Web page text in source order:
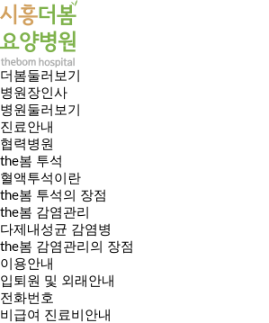
더봄둘러보기
병원장인사
병원둘러보기
진료안내
협력병원
the봄 투석
혈액투석이란
the봄 투석의 장점
the봄 감염관리
다제내성균 감염병
the봄 감염관리의 장점
이용안내
입퇴원 및 외래안내
전화번호
비급여 진료비안내